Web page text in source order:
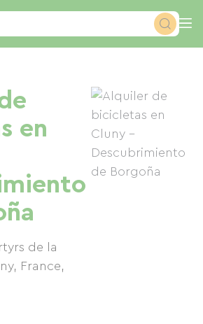
en
de la
France,
cookies